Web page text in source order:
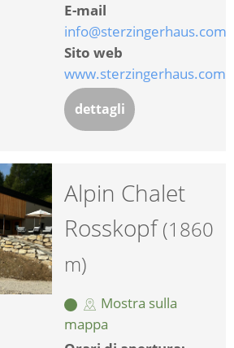
E-mail
info@sterzingerhaus.com
Sito web
www.sterzingerhaus.com
dettagli
Alpin Chalet
Rosskopf(1860
m)
Mostra sulla
mappa